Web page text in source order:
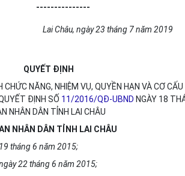
---------------
Lai Châu, ngày 23 tháng 7 năm 2019
QUYẾT ĐỊNH
NĂNG, NHIỆM VỤ, QUYỀN HẠN VÀ CƠ
ĐỊNH SỐ 11/2016/QĐ-UBND NGÀY 18
NHÂN DÂN TỈNH LAI CHÂU
NHÂN DÂN TỈNH LAI CHÂU
tháng 6 năm 2015;
22 tháng 6 năm 2015;